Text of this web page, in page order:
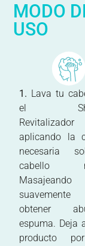
MODO
USO
1. Lava tu
el
Revitalizador
aplicando la
necesaria
cabello
Masajeando
obtener
espuma. Deja
producto